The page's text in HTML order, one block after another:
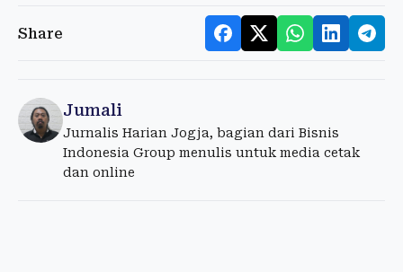
Share
Jumali
Jurnalis Harian Jogja, bagian dari Bisnis
Indonesia Group menulis untuk media cetak
dan online